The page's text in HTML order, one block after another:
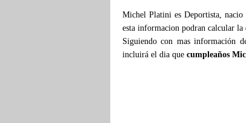
Michel Platini es Deportista, nacio
esta informacion podran calcular la
Siguiendo con mas información
incluirá el dia que cumpleaños